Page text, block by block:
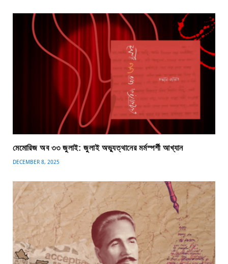
মেমোরিজ অব ৩৩ জুলাই: জুলাই অভ্যুত্থানের মর্মস্পর্শী আখ্যান
DECEMBER 8, 2025